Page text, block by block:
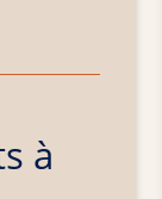
à